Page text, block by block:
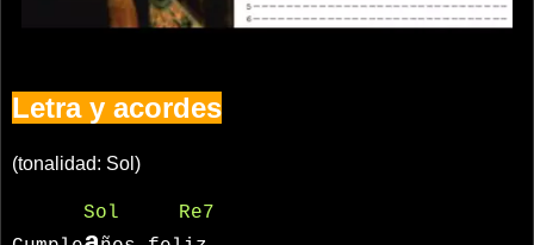
Letra y acordes
(tonalidad: Sol)
Sol
Re7